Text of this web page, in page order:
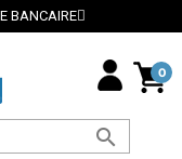
BANCAIRE
0
search